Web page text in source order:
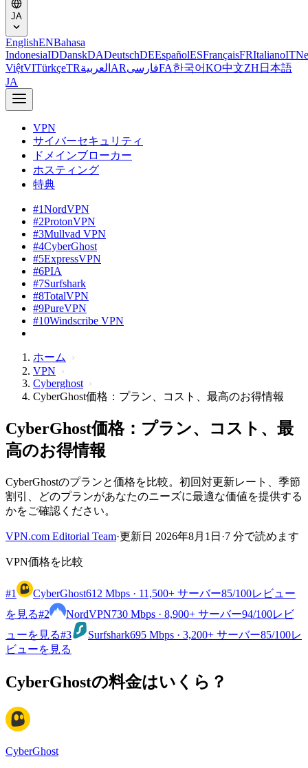
JA
EnglishENBahasa
IndonesiaIDDanskDADeutschDEEspañolESFrançaisFRItalianoIT
ViệtVITürkçeTRالعربية ARفارسیFA한국어KO中文ZH 日本語
JA
VPN
サイバーセキュリティ
ドメインブローカー
ホスティング
特典
#1NordVPN
#2ProtonVPN
#3Mullvad VPN
#4CyberGhost
#5ExpressVPN
#6PIA
#7Surfshark
#8TotalVPN
#9PureVPN
#10Windscribe VPN
ホーム
VPN
Cyberghost
CyberGhost価格：プラン、コスト、最高のお得情報
CyberGhost価格：プラン、コスト、最
高のお得情報
CyberGhostのプランと価格を比較。初回対更新レート、季節
割引、どのプランがあなたのニーズに最適な価値を提供する
かをご確認ください。
VPN.com Editorial Team·更新日 2026年8月1日 ·7 分で読めます
VPN価格を比較
#1 CyberGhost612 Mbps · 11,500+ サーバー85/100レビュー
を見る#2 NordVPN730 Mbps · 8,900+ サーバー94/100レビ
ューを見る#3 Surfshark695 Mbps · 3,200+ サーバー85/100レ
ビューを見る
CyberGhostの料金はいくら？
CyberGhost